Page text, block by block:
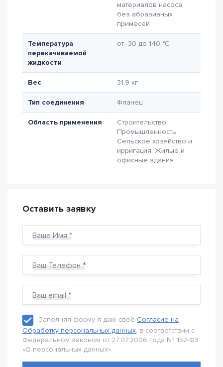
материалов насоса,
без абразивных
примесей
Температура
перекачиваемой
жидкости
от -30 до 140 °C
Вес 31.9 кг
Тип соединения Фланец
Область применения
Строительство,
Промышленность,
Сельское хозяйство и
ирригация, Жилые и
офисные здания
Оставить заявку
Ваше Имя
Ваш Телефон
Ваш email
Заполняя форму я даю своё Согласие на
Обработку персональных данных, в соответствии с
Федеральном законом от 27.07.2006 года № 152-Ф3
«О персональных данных».